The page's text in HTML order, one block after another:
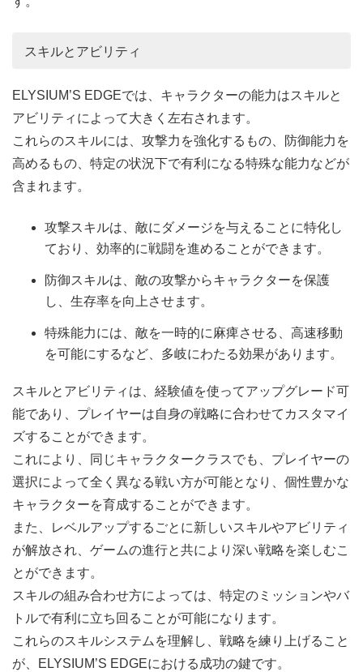
スキルとアビリティ
ELYSIUM’S EDGEでは、キャラクターの能力はスキルと
アビリティによって大きく左右されます。
これらのスキルには、攻撃力を強化するもの、防御能力を
高めるもの、特定の状況下で有利になる特殊な能力などが
含まれます。
攻撃スキルは、敵にダメージを与えることに特化し
ており、効率的に戦闘を進めることができます。
防御スキルは、敵の攻撃からキャラクターを保護
し、生存率を向上させます。
特殊能力には、敵を一時的に麻痺させる、高速移動
を可能にするなど、多岐にわたる効果があります。
スキルとアビリティは、経験値を使ってアップグレード可
能であり、プレイヤーは自身の戦略に合わせてカスタマイ
ズすることができます。
これにより、同じキャラクタークラスでも、プレイヤーの
選択によって全く異なる戦い方が可能となり、個性豊かな
キャラクターを育成することができます。
また、レベルアップするごとに新しいスキルやアビリティ
が解放され、ゲームの進行と共により深い戦略を楽しむこ
とができます。
スキルの組み合わせ方によっては、特定のミッションやバ
トルで有利に立ち回ることが可能になります。
これらのスキルシステムを理解し、戦略を練り上げること
が、ELYSIUM’S EDGEにおける成功の鍵です。